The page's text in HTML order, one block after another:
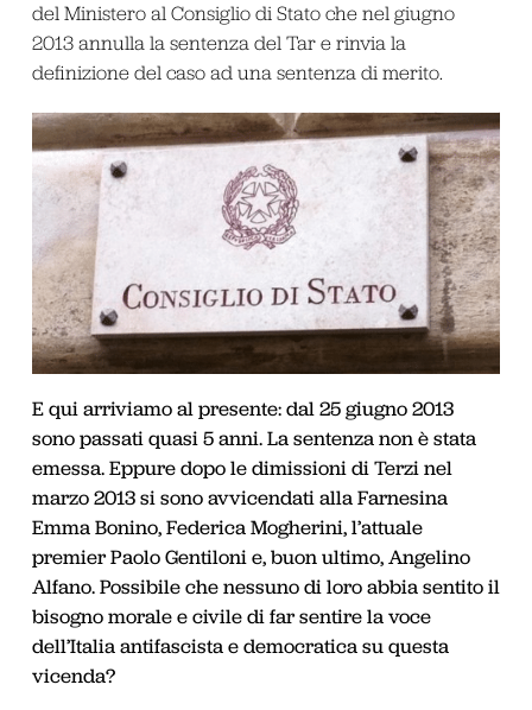
del Ministero al Consiglio di Stato che nel giugno
2013 annulla la sentenza del Tar e rinvia la
definizione del caso ad una sentenza di merito.
E qui arriviamo al presente: dal 25 giugno 2013
sono passati quasi 5 anni. La sentenza non è stata
emessa. Eppure dopo le dimissioni di Terzi nel
marzo 2013 si sono avvicendati alla Farnesina
Emma Bonino, Federica Mogherini, l’attuale
premier Paolo Gentiloni e, buon ultimo, Angelino
Alfano. Possibile che nessuno di loro abbia sentito il
bisogno morale e civile di far sentire la voce
dell’Italia antifascista e democratica su questa
vicenda?